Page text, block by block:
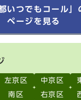
いつでもコール」
ページを見る
左京区 中京区
南区 右京区